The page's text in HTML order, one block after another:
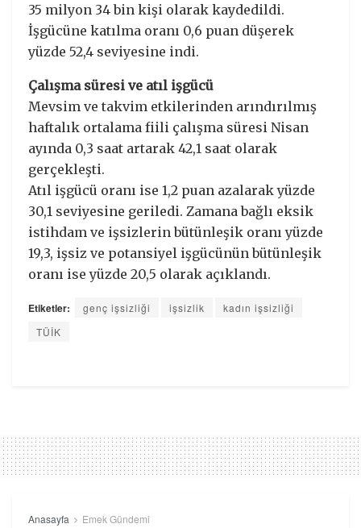
35 milyon 34 bin kişi olarak kaydedildi.
İşgücüne katılma oranı 0,6 puan düşerek
yüzde 52,4 seviyesine indi.
Çalışma süresi ve atıl işgücü
Mevsim ve takvim etkilerinden arındırılmış
haftalık ortalama fiili çalışma süresi Nisan
ayında 0,3 saat artarak 42,1 saat olarak
gerçekleşti.
Atıl işgücü oranı ise 1,2 puan azalarak yüzde
30,1 seviyesine geriledi. Zamana bağlı eksik
istihdam ve işsizlerin bütünleşik oranı yüzde
19,3, işsiz ve potansiyel işgücünün bütünleşik
oranı ise yüzde 20,5 olarak açıklandı.
Etiketler: genç işsizliği işsizlik
kadın işsizliği
TÜİK
Anasayfa Emek Gündemi